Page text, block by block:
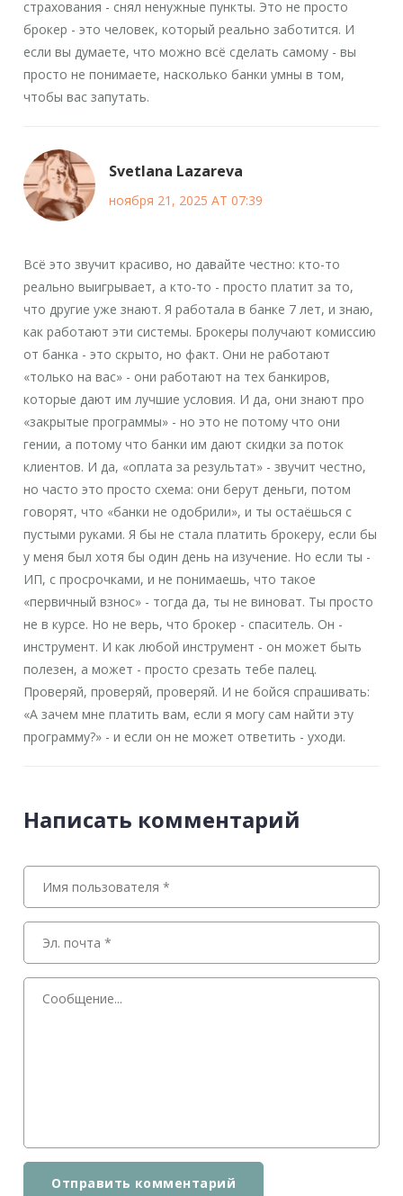
страхования - снял ненужные пункты. Это не просто
брокер - это человек, который реально заботится. И
если вы думаете, что можно всё сделать самому - вы
просто не понимаете, насколько банки умны в том,
чтобы вас запутать.
Svetlana Lazareva
ноября 21, 2025 AT 07:39
Всё это звучит красиво, но давайте честно: кто-то
реально выигрывает, а кто-то - просто платит за то,
что другие уже знают. Я работала в банке 7 лет, и знаю,
как работают эти системы. Брокеры получают комиссию
от банка - это скрыто, но факт. Они не работают
«только на вас» - они работают на тех банкиров,
которые дают им лучшие условия. И да, они знают про
«закрытые программы» - но это не потому что они
гении, а потому что банки им дают скидки за поток
клиентов. И да, «оплата за результат» - звучит честно,
но часто это просто схема: они берут деньги, потом
говорят, что «банки не одобрили», и ты остаёшься с
пустыми руками. Я бы не стала платить брокеру, если бы
у меня был хотя бы один день на изучение. Но если ты -
ИП, с просрочками, и не понимаешь, что такое
«первичный взнос» - тогда да, ты не виноват. Ты просто
не в курсе. Но не верь, что брокер - спаситель. Он -
инструмент. И как любой инструмент - он может быть
полезен, а может - просто срезать тебе палец.
Проверяй, проверяй, проверяй. И не бойся спрашивать:
«А зачем мне платить вам, если я могу сам найти эту
программу?» - и если он не может ответить - уходи.
Написать комментарий
Отправить комментарий